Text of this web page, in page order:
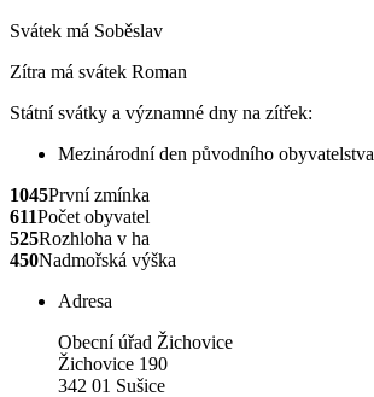
Svátek má Soběslav
Zítra má svátek Roman
Státní svátky a významné dny na zítřek:
Mezinárodní den původního obyvatelstva
1045První zmínka
611Počet obyvatel
525Rozhloha v ha
450Nadmořská výška
Adresa
Obecní úřad Žichovice
Žichovice 190
342 01 Sušice